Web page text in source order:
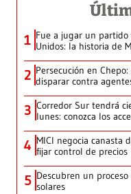
1 Fue a jugar un
Unidos: la historia de
2 Persecución en
disparar contra
3 Corredor Sur tendrá
lunes: conozca los
4 MICI negocia canasta
fijar control de precios
5 Descubren un
solares